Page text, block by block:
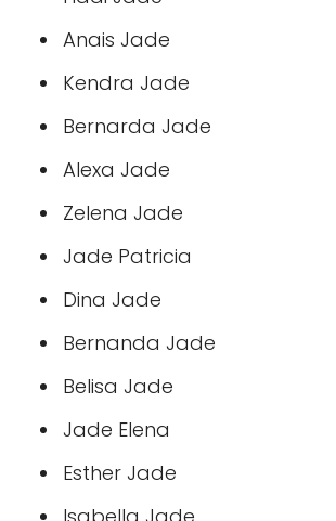
Anais Jade
Kendra Jade
Bernarda Jade
Alexa Jade
Zelena Jade
Jade Patricia
Dina Jade
Bernanda Jade
Belisa Jade
Jade Elena
Esther Jade